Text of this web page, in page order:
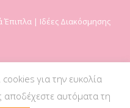
Έπιπλα | Ιδέες Διακόσμησης
για την ευκολία
αυτόματα τη